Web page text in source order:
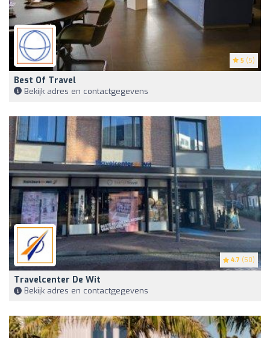
5 (5)
Best Of Travel
Bekijk adres en contactgegevens
4.7 (50)
Travelcenter De Wit
Bekijk adres en contactgegevens